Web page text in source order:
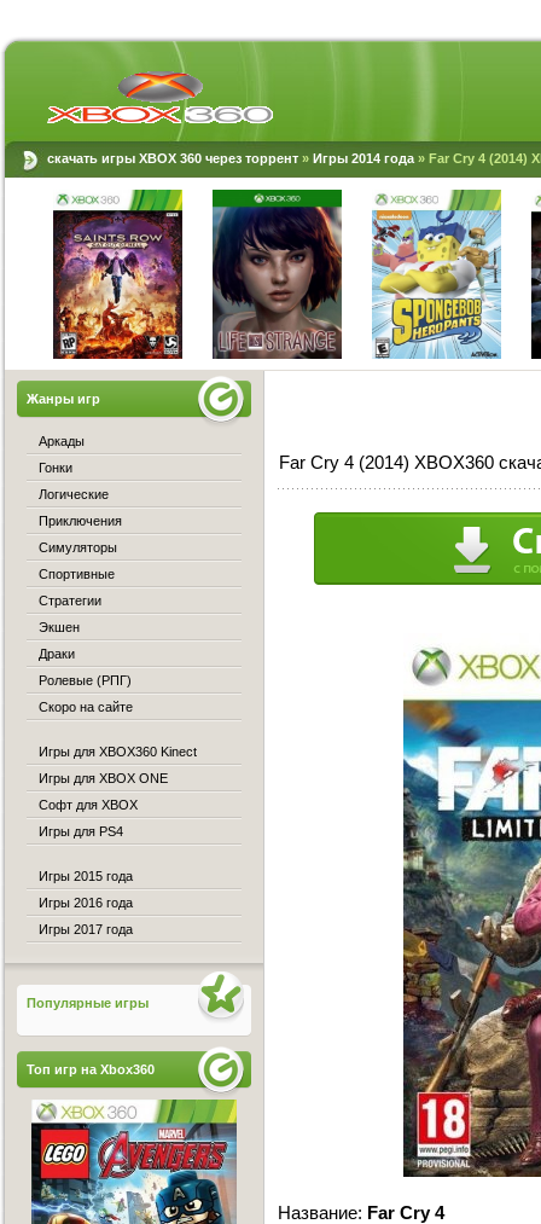
скачать игры XBOX 360 через торрент » Игры 2014 года » Far Cry 4 (2014)
Far Cry 4 (2014) XBOX360
Название: Far Cry 4
Жанры игр
Аркады
Гонки
Логические
Приключения
Симуляторы
Спортивные
Стратегии
Экшен
Драки
Ролевые (РПГ)
Скоро на сайте
Игры для XBOX360 Kinect
Игры для XBOX ONE
Софт для XBOX
Игры для PS4
Игры 2015 года
Игры 2016 года
Игры 2017 года
Популярные игры
Топ игр на Xbox360